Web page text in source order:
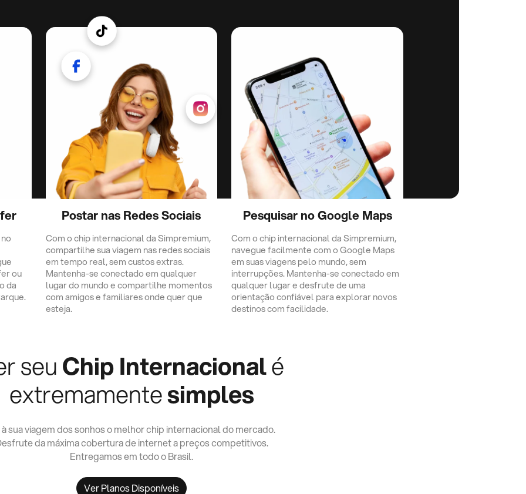
ou
da
Postar nas Redes Sociais
Com o chip internacional da Simpremium,
compartilhe sua viagem nas redes sociais
em tempo real, sem custos extras.
Mantenha-se conectado em qualquer
lugar do mundo e compartilhe momentos
com amigos e familiares onde quer que
esteja.
Pesquisar no Google Maps
Com o chip internacional da Simpremium,
navegue facilmente com o Google Maps
em suas viagens pelo mundo, sem
interrupções. Mantenha-se conectado em
qualquer lugar e desfrute de uma
orientação confiável para explorar novos
destinos com facilidade.
seuChip Internacionalé
extremamentesimples
sua viagem dos sonhos o melhor chip internacional do mercado.
da máxima cobertura de internet a preços competitivos.
Entregamos em todo o Brasil.
Ver Planos Disponíveis